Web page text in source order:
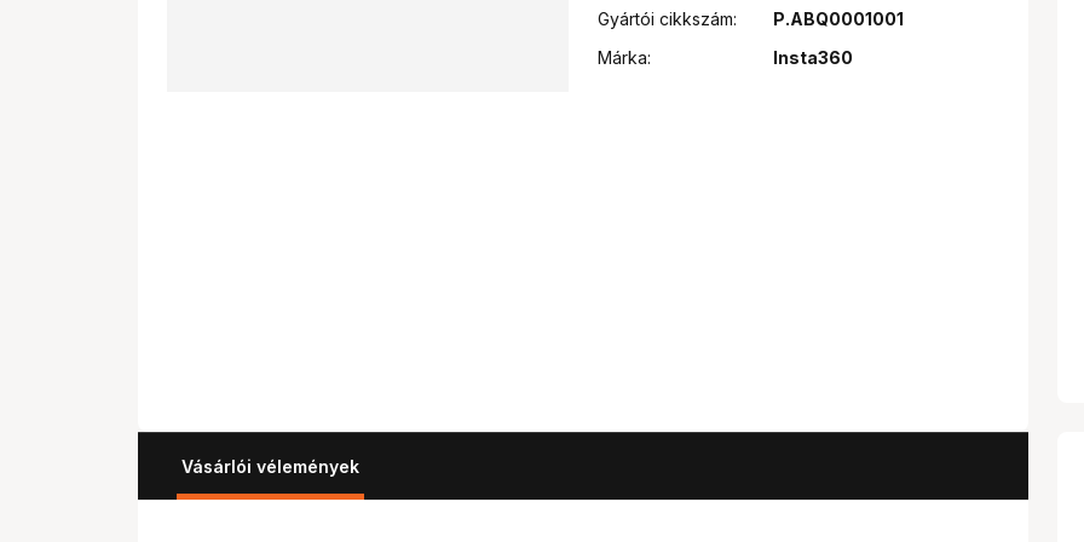
Gyártói cikkszám:
P.ABQ0001001
Márka:
Insta360
Vásárlói vélemények